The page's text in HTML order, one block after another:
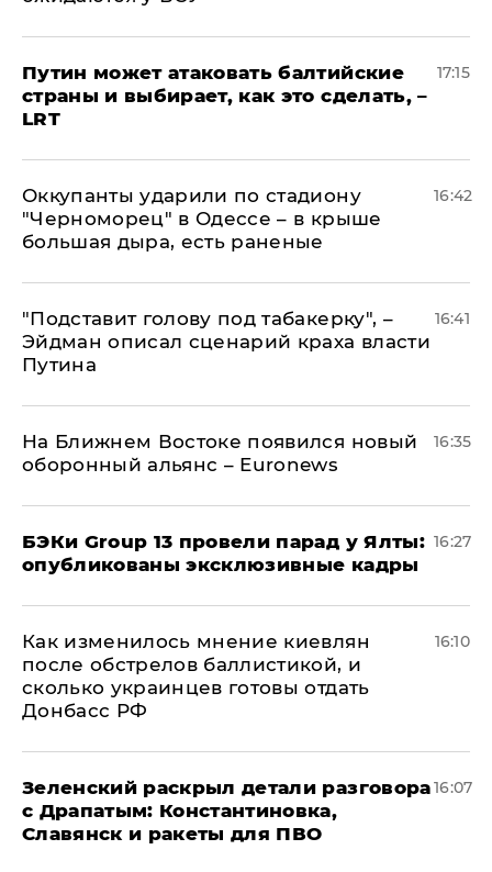
Путин может атаковать балтийские
страны и выбирает, как это сделать, –
LRT
17:15
Оккупанты ударили по стадиону
"Черноморец" в Одессе – в крыше
большая дыра, есть раненые
16:42
​"Подставит голову под табакерку", –
Эйдман описал сценарий краха власти
Путина
16:41
На Ближнем Востоке появился новый
оборонный альянс – Euronews
16:35
​БЭКи Group 13 провели парад у Ялты:
опубликованы эксклюзивные кадры
16:27
Как изменилось мнение киевлян
после обстрелов баллистикой, и
сколько украинцев готовы отдать
Донбасс РФ
16:10
​Зеленский раскрыл детали разговора
с Драпатым: Константиновка,
Славянск и ракеты для ПВО
16:07